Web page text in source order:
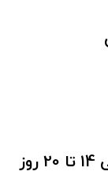
(مدت زمان ساخت درب سفارشی 14 تا 20 روز